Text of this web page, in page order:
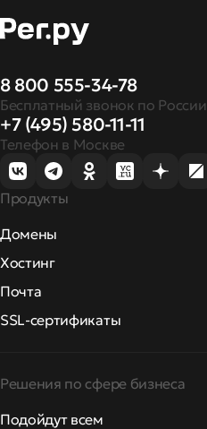
8 800 555-34-78
Бесплатный звонок по России
+7 (495) 580-11-11
Телефон в Москве
Продукты
Домены
Хостинг
Почта
SSL-сертификаты
Решения по сфере бизнеса
Подойдут всем